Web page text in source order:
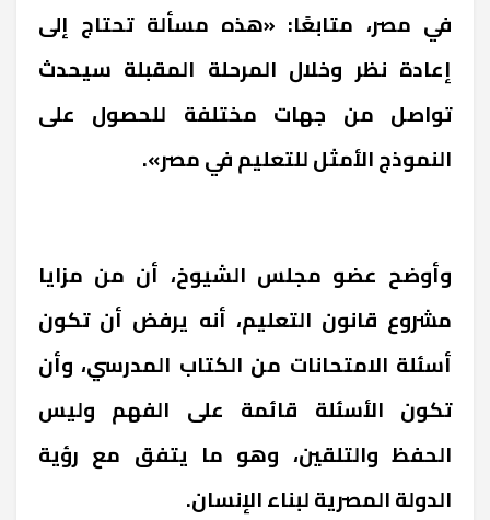
في مصر، متابعًا: «هذه مسألة تحتاج إلى
إعادة نظر وخلال المرحلة المقبلة سيحدث
تواصل من جهات مختلفة للحصول على
النموذج الأمثل للتعليم في مصر».
وأوضح عضو مجلس الشيوخ، أن من مزايا
مشروع قانون التعليم، أنه يرفض أن تكون
أسئلة الامتحانات من الكتاب المدرسي، وأن
تكون الأسئلة قائمة على الفهم وليس
الحفظ والتلقين، وهو ما يتفق مع رؤية
الدولة المصرية لبناء الإنسان.